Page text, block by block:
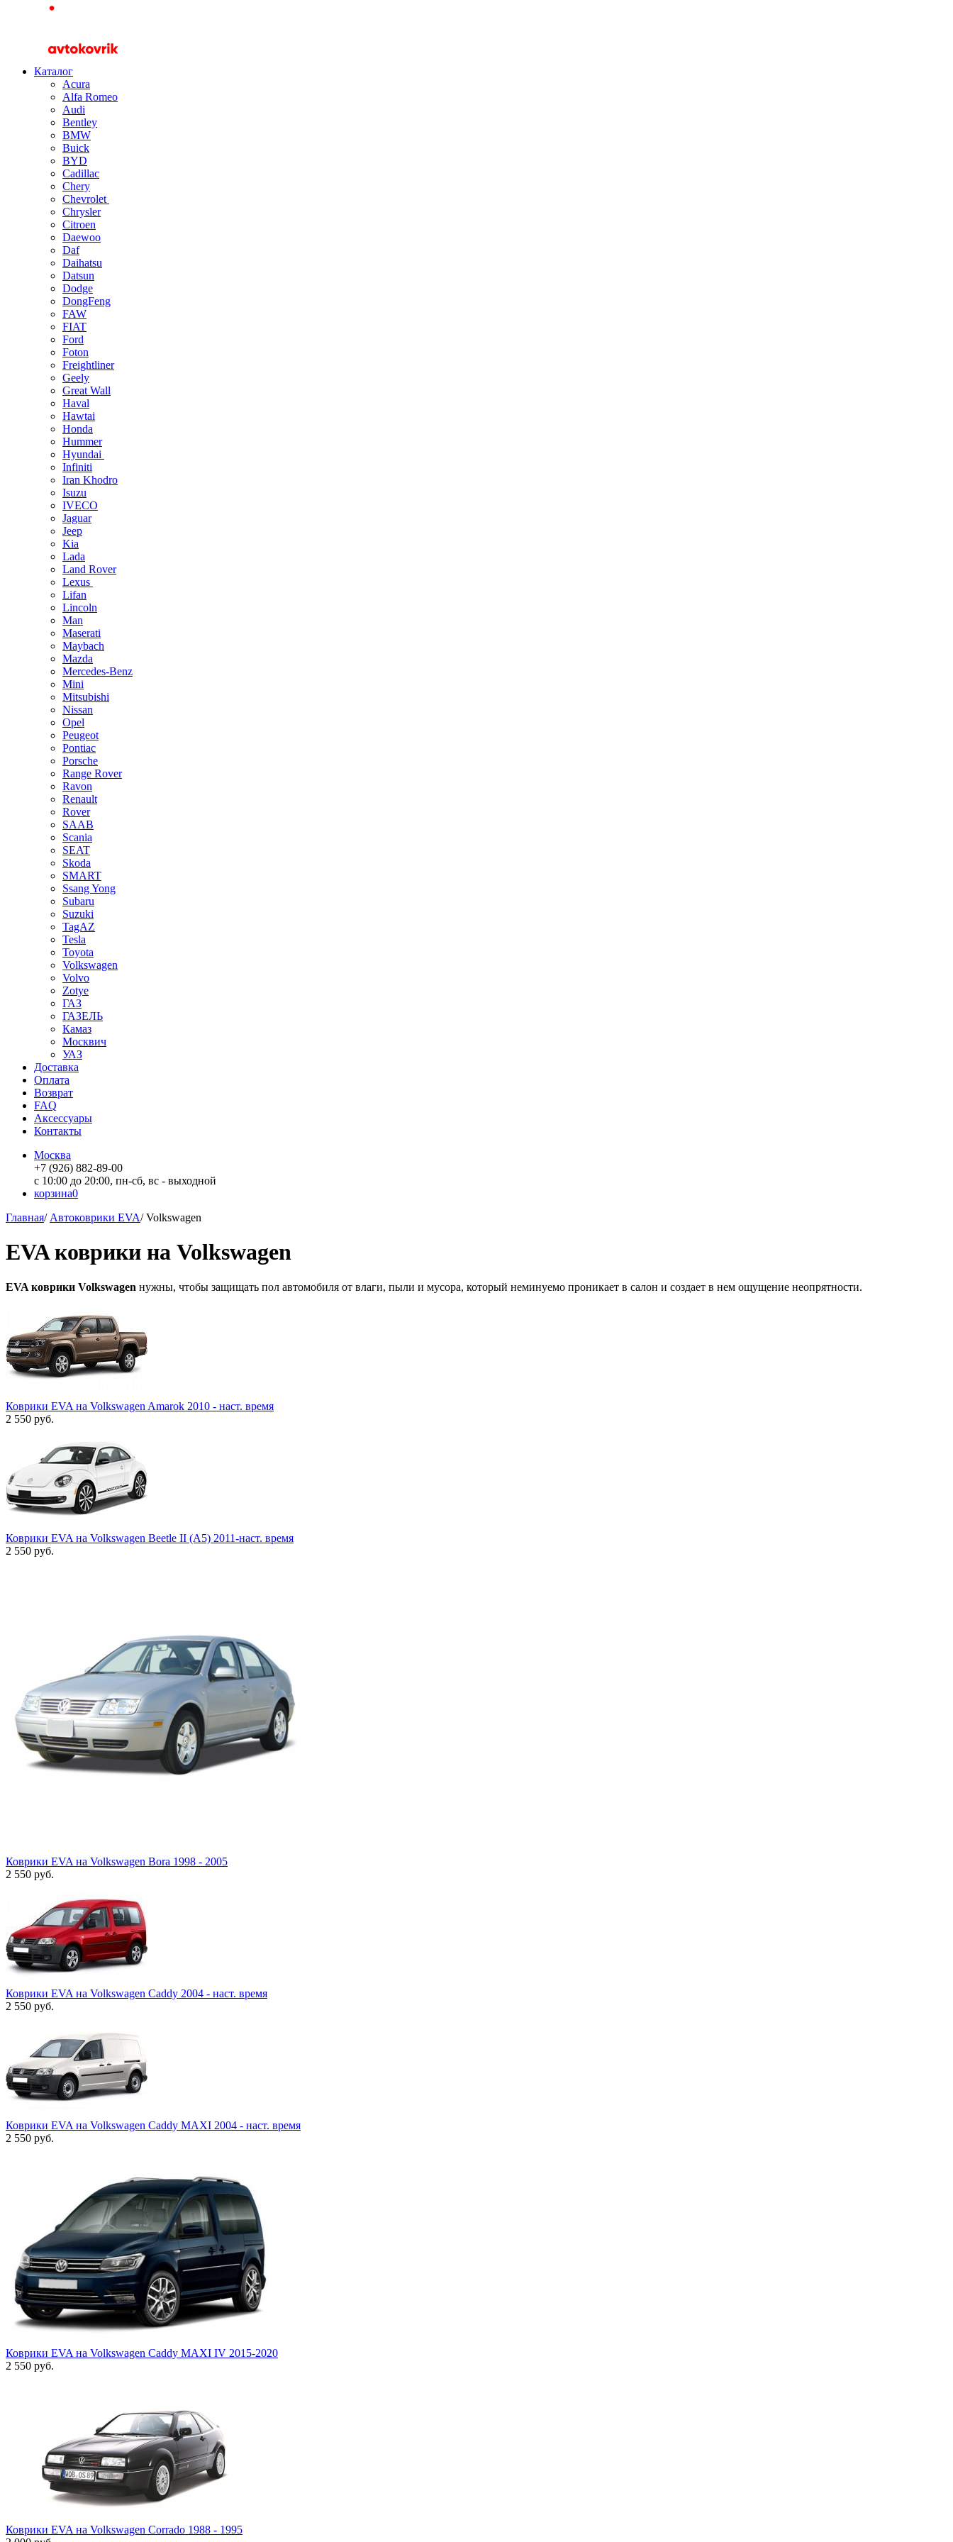
Каталог
Acura
Alfa Romeo
Audi
Bentley
BMW
Buick
BYD
Cadillac
Chery
Chevrolet
Chrysler
Citroen
Daewoo
Daf
Daihatsu
Datsun
Dodge
DongFeng
FAW
FIAT
Ford
Foton
Freightliner
Geely
Great Wall
Haval
Hawtai
Honda
Hummer
Hyundai
Infiniti
Iran Khodro
Isuzu
IVECO
Jaguar
Jeep
Kia
Lada
Land Rover
Lexus
Lifan
Lincoln
Man
Maserati
Maybach
Mazda
Mercedes-Benz
Mini
Mitsubishi
Nissan
Opel
Peugeot
Pontiac
Porsche
Range Rover
Ravon
Renault
Rover
SAAB
Scania
SEAT
Skoda
SMART
Ssang Yong
Subaru
Suzuki
TagAZ
Tesla
Toyota
Volkswagen
Volvo
Zotye
ГАЗ
ГАЗЕЛЬ
Камаз
Москвич
УАЗ
Доставка
Оплата
Возврат
FAQ
Аксессуары
Контакты
Москва
+7 (926) 882-89-00
с 10:00 до 20:00, пн-сб, вс - выходной
корзина0
Главная/ Автоковрики EVA/Volkswagen
EVA коврики на Volkswagen
EVA коврики Volkswagen нужны, чтобы защищать пол автомобиля от влаги, пыли и мусора, который неминуемо проникает в салон и создает в нем ощущение неопрятности.
Коврики EVA на Volkswagen Amarok 2010 - наст. время
2 550 руб.
Коврики EVA на Volkswagen Beetle II (A5) 2011-наст. время
2 550 руб.
Коврики EVA на Volkswagen Bora 1998 - 2005
2 550 руб.
Коврики EVA на Volkswagen Caddy 2004 - наст. время
2 550 руб.
Коврики EVA на Volkswagen Caddy МАХI 2004 - наст. время
2 550 руб.
Коврики EVA на Volkswagen Caddy МАХI IV 2015-2020
2 550 руб.
Коврики EVA на Volkswagen Corrado 1988 - 1995